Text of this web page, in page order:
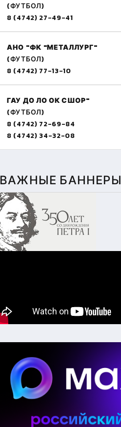
(ФУТБОЛ)
8 (4742) 27-49-41
АНО "ФК "МЕТАЛЛУРГ"
(ФУТБОЛ)
8 (4742) 77-13-10
ГАУ ДО ЛО ОК СШОР"
(ФУТБОЛ)
8 (4742) 72-69-84
8 (4742) 34-32-08
ВАЖНЫЕ БАННЕРЫ